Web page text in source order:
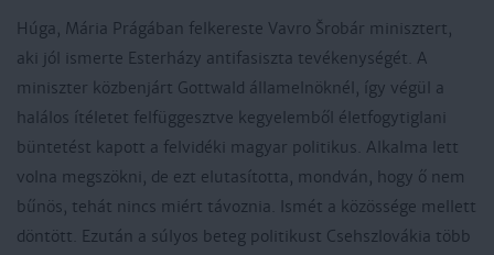
Húga, Mária Prágában felkereste Vavro Šrobár minisztert,
aki jól ismerte Esterházy antifasiszta tevékenységét. A
miniszter közbenjárt Gottwald államelnöknél, így végül a
halálos ítéletet felfüggesztve kegyelemből életfogytiglani
büntetést kapott a felvidéki magyar politikus. Alkalma lett
volna megszökni, de ezt elutasította, mondván, hogy ő nem
bűnös, tehát nincs miért távoznia. Ismét a közössége mellett
döntött. Ezután a súlyos beteg politikust Csehszlovákia több